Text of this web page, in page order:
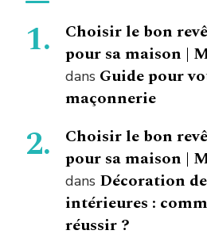
Choisir le bon
pour sa maison |
dans Guide pour
maçonnerie
Choisir le bon
pour sa maison |
dans Décoration
intérieures :
réussir ?